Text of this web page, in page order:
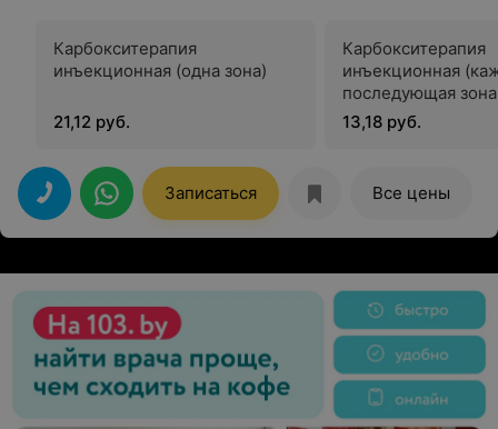
Карбокситерапия
инъекционная (одна зона)
21,12 руб.
Карбокситерапия
инъекционная
последующая
13,18 руб.
Записаться Все цены